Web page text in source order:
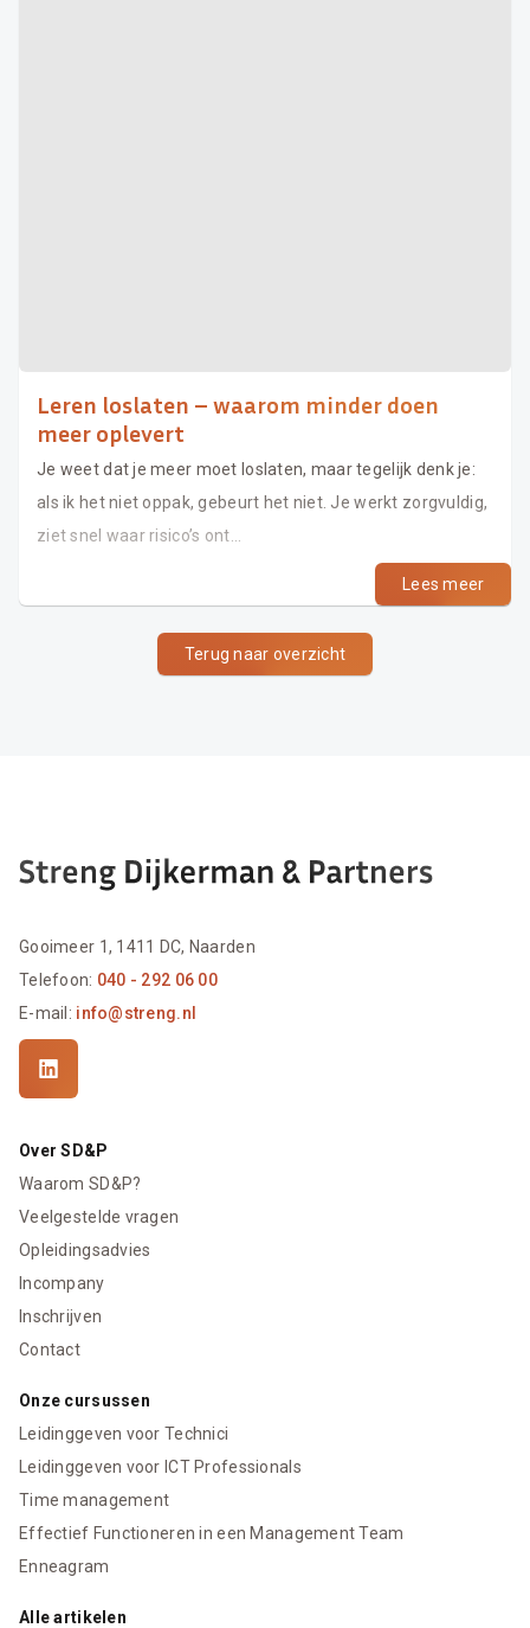
Leren loslaten – waarom minder doen
meer oplevert
Je weet dat je meer moet loslaten, maar tegelijk denk je:
als ik het niet oppak, gebeurt het niet. Je werkt zorgvuldig,
ziet snel waar risico’s ont...
Lees meer
Terug naar overzicht
Gooimeer 1, 1411 DC, Naarden
Telefoon: 040 - 292 06 00
E-mail: info@streng.nl
Over SD&P
Waarom SD&P?
Veelgestelde vragen
Opleidingsadvies
Incompany
Inschrijven
Contact
Onze cursussen
Leidinggeven voor Technici
Leidinggeven voor ICT Professionals
Time management
Effectief Functioneren in een Management Team
Enneagram
Alle artikelen